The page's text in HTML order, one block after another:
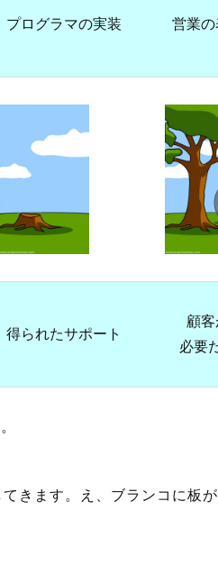
プログラマの実装 営業
得られたサポート
顧
必要
きます。え、ブランコに板